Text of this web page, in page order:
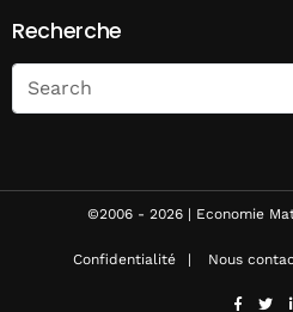
Recherche
Search
on
Economie
©2006 - 2026 | Economie
Confidentialité Nous